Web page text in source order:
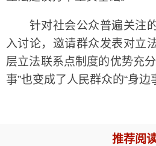
针对社会公众普遍关注的
入讨论，邀请群众发表对立
层立法联系点制度的优势充
事”也变成了人民群众的“身边
推荐阅